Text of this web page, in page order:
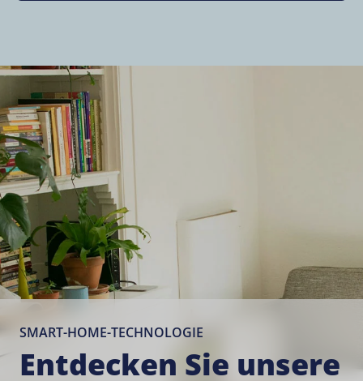
SMART-HOME-TECHNOLOGIE
Entdecken Sie unsere